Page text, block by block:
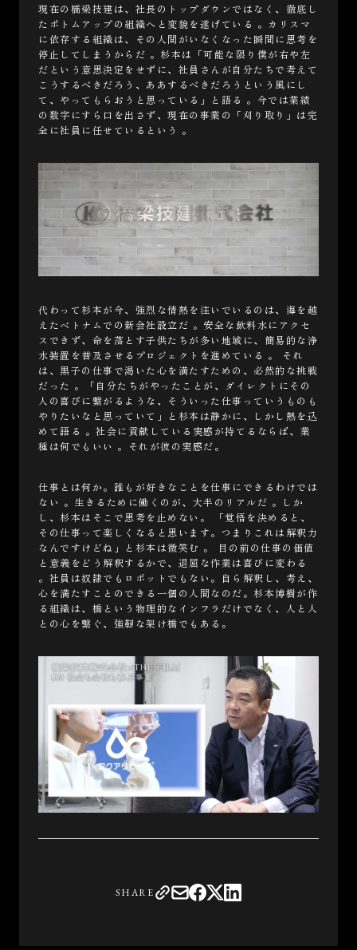
現在の橋梁技建は、社長のトップダウンではなく、徹底し
たボトムアップの組織へと変貌を遂げている 。カリスマ
に依存する組織は、その人間がいなくなった瞬間に思考を
停止してしまうからだ 。杉本は「可能な限り僕が右や左
だという意思決定をせずに、社員さんが自分たちで考えて
こうするべきだろう、ああするべきだろうという風にし
て、やってもらおうと思っている」と語る 。今では業績
の数字にすら口を出さず、現在の事業の「刈り取り」は完
全に社員に任せているという 。
代わって杉本が今、強烈な情熱を注いでいるのは、海を越
えたベトナムでの新会社設立だ 。安全な飲料水にアクセ
スできず、命を落とす子供たちが多い地域に、簡易的な浄
水装置を普及させるプロジェクトを進めている 。 それ
は、黒子の仕事で渇いた心を満たすための、必然的な挑戦
だった 。「自分たちがやったことが、ダイレクトにその
人の喜びに繋がるような、そういった仕事っていうものも
やりたいなと思っていて」と杉本は静かに、しかし熱を込
めて語る 。社会に貢献している実感が持てるならば、業
種は何でもいい 。それが彼の実感だ。
仕事とは何か。誰もが好きなことを仕事にできるわけでは
ない 。生きるために働くのが、大半のリアルだ 。しか
し、杉本はそこで思考を止めない。 「覚悟を決めると、
その仕事って楽しくなると思います。つまりこれは解釈力
なんですけどね」と杉本は微笑む 。 目の前の仕事の価値
と意義をどう解釈するかで、退屈な作業は喜びに変わる
。社員は奴隷でもロボットでもない。自ら解釈し、考え、
心を満たすことのできる一個の人間なのだ。杉本博樹が作
る組織は、橋という物理的なインフラだけでなく、人と人
との心を繋ぐ、強靭な架け橋でもある。
SHARE